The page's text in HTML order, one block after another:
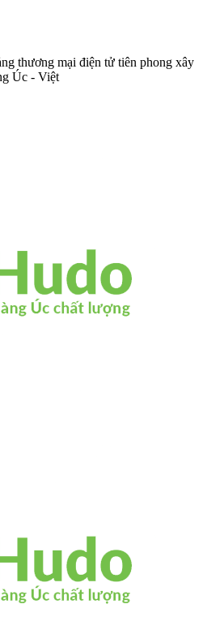
thương mại điện tử tiên phong xây
Úc - Việt